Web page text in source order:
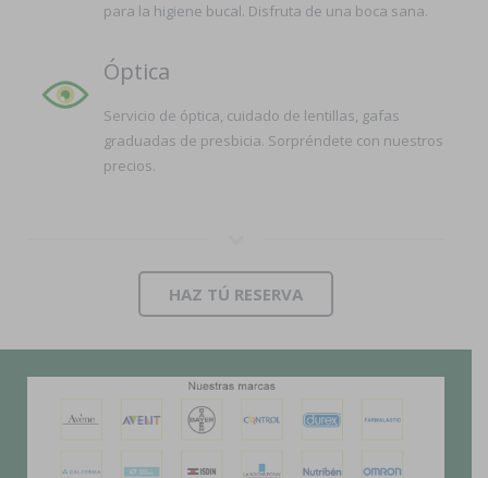
para la higiene bucal. Disfruta de una boca sana.
Óptica
Servicio de óptica, cuidado de lentillas, gafas
graduadas de presbicia. Sorpréndete con nuestros
precios.
HAZ TÚ RESERVA